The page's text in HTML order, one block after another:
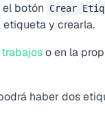
botón Crear
etiqueta y crearla.
o en la
haber dos